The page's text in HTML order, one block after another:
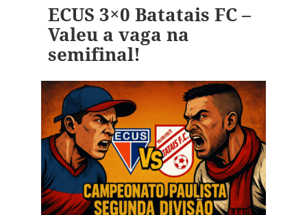
ECUS 3×0 Batatais FC –
Valeu a vaga na
semifinal!